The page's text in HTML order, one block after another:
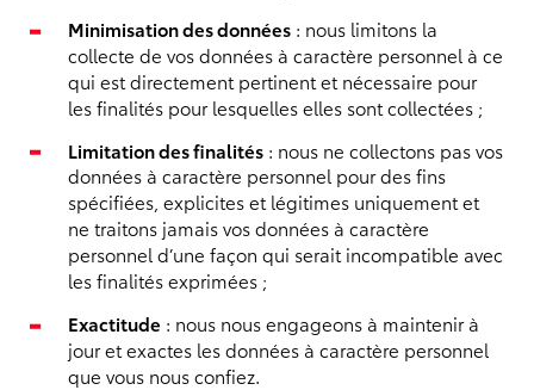
Minimisation des données : nous limitons la
collecte de vos données à caractère personnel à ce
qui est directement pertinent et nécessaire pour
les finalités pour lesquelles elles sont collectées ;
Limitation des finalités : nous ne collectons pas vos
données à caractère personnel pour des fins
spécifiées, explicites et légitimes uniquement et
ne traitons jamais vos données à caractère
personnel d’une façon qui serait incompatible avec
les finalités exprimées ;
Exactitude : nous nous engageons à maintenir à
jour et exactes les données à caractère personnel
que vous nous confiez.